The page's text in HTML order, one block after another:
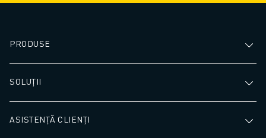
PRODUSE
SOLUȚII
ASISTENȚĂ CLIENȚI